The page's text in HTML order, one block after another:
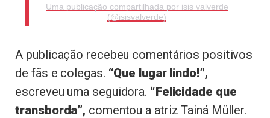
Uma publicação compartilhada por isis valverde
(@isisvalverde)
A publicação recebeu comentários positivos
de fãs e colegas. “Que lugar lindo!”,
escreveu uma seguidora. “Felicidade que
transborda”, comentou a atriz Tainá Müller.